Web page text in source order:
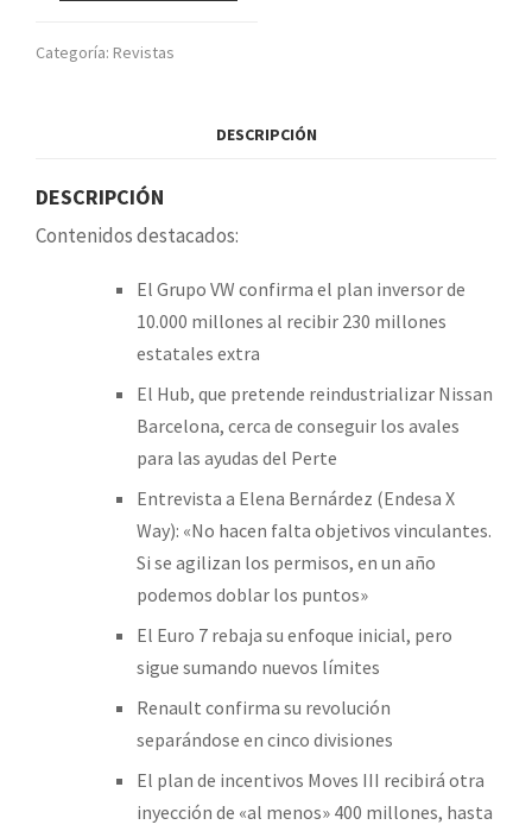
634
Categoría: Revistas
DESCRIPCIÓN
DESCRIPCIÓN
Contenidos destacados:
El Grupo VW confirma el plan inversor de
10.000 millones al recibir 230 millones
estatales extra
El Hub, que pretende reindustrializar Nissan
Barcelona, cerca de conseguir los avales
para las ayudas del Perte
Entrevista a Elena Bernárdez (Endesa X
Way): «No hacen falta objetivos vinculantes.
Si se agilizan los permisos, en un año
podemos doblar los puntos»
El Euro 7 rebaja su enfoque inicial, pero
sigue sumando nuevos límites
Renault confirma su revolución
separándose en cinco divisiones
El plan de incentivos Moves III recibirá otra
inyección de «al menos» 400 millones, hasta